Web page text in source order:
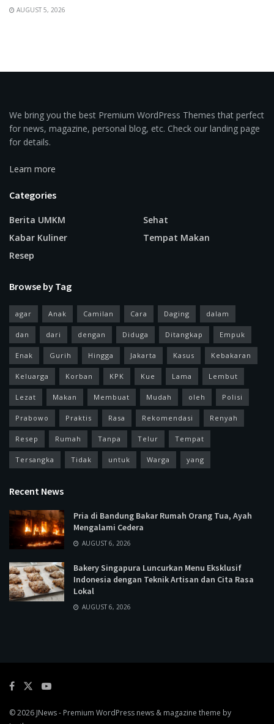
AUGUST 5, 2026
We bring you the best Premium WordPress Themes that perfect
for news, magazine, personal blog, etc. Check our landing page
for details.
Learn more
Categories
Berita UMKM
Kabar Kuliner
Resep
Sehat
Tempat Makan
Browse by Tag
agar Anak Camilan Cara Daging dalam
dan dari dengan Diduga Ditangkap Empuk
Enak Gurih Hingga Jakarta Kasus Kebakaran
Keluarga Korban KPK Kue Lama Lembut
Lezat Makan Membuat Mudah oleh Polisi
Prabowo Praktis Rasa Rekomendasi Renyah
Resep Rumah Tanpa Telur Tempat
Tersangka Tidak untuk Warga yang
Recent News
Pria di Bandung Bakar Rumah Orang Tua, Ayah
Mengalami Cedera
AUGUST 6, 2026
Bakery Singapura Luncurkan Menu Eksklusif
Indonesia dengan Teknik Artisan dan Cita Rasa
Lokal
AUGUST 6, 2026
© 2026 JNews- Premium WordPress news & magazine theme by